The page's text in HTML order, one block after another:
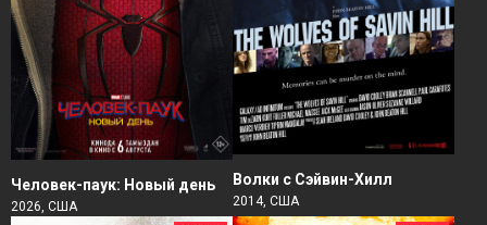
Человек-паук: Новый день
2026, США
Волки с Сэйвин-Хилл
2014, США